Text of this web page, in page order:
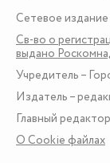
Сетевое
Св-во о
выдано
Учредитель –
Издатель –
Главный
О Сookie файлах